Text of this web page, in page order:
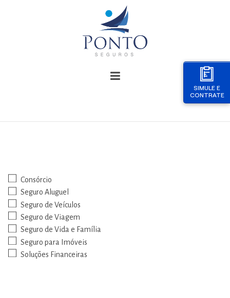
SIMULE E
CONTRATE
Consórcio
Seguro Aluguel
Seguro de Veículos
Seguro de Viagem
Seguro de Vida e Família
Seguro para Imóveis
Soluções Financeiras